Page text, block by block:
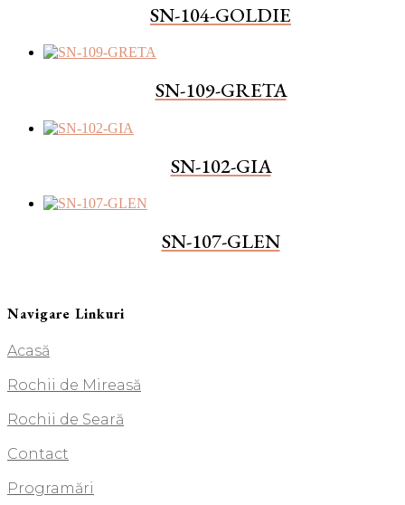
SN-104-GOLDIE
SN-109-GRETA
SN-102-GIA
SN-107-GLEN
Navigare Linkuri
Acasă
Rochii de Mireasă
Rochii de Seară
Contact
Programări